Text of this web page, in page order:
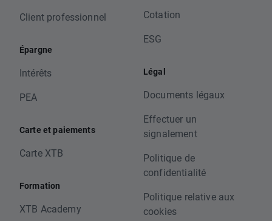
Client professionnel
Épargne
Intérêts
PEA
Carte et paiements
Carte XTB
Formation
XTB Academy
Cotation
ESG
Légal
Documents légaux
Effectuer un
signalement
Politique de
confidentialité
Politique relative aux
cookies